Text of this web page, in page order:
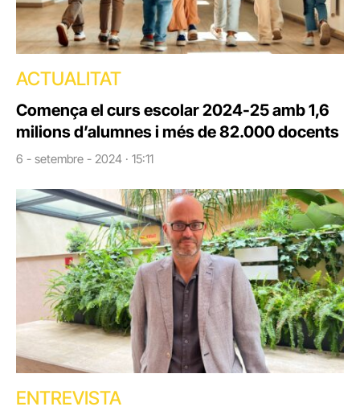
ACTUALITAT
Comença el curs escolar 2024-25 amb 1,6
milions d’alumnes i més de 82.000 docents
6 - setembre - 2024 · 15:11
ENTREVISTA